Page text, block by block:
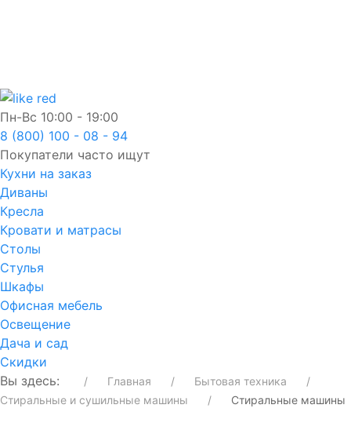
Пн-Вс 10:00 - 19:00
8 (800) 100 - 08 - 94
Покупатели часто ищут
Кухни на заказ
Диваны
Кресла
Кровати и матрасы
Столы
Стулья
Шкафы
Офисная мебель
Освещение
Дача и сад
Скидки
Вы здесь:
Главная
Бытовая техника
Стиральные и сушильные машины
Стиральные машины